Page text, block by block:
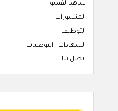
شاهد الفيديو
المنشورات
التوظيف
الشهادات - التوصيات
اتصل بنا